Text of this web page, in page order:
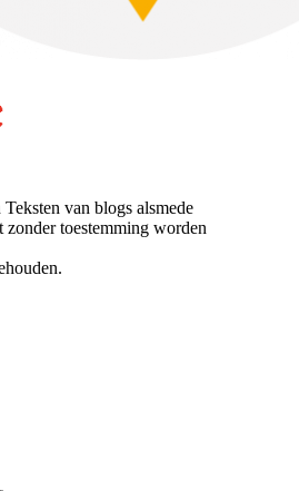
van blogs alsmede
zonder toestemming worden